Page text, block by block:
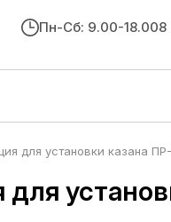
Пн-Сб: 9.00-18.008
для установки казана
для